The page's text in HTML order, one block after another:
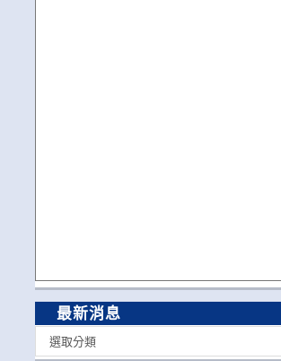
最新消息
選取分類